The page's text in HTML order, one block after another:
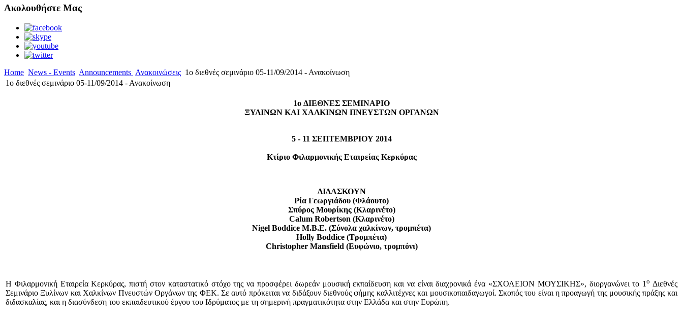
Ακολουθήστε Μας
Home News - Events Announcements Ανακοινώσεις 1o διεθνές σεμινάριο 05-11/09/2014 - Ανακοίνωση
1o διεθνές σεμινάριο 05-11/09/2014 - Ανακοίνωση
1o ΔΙΕΘΝΕΣ ΣΕΜΙΝΑΡΙΟ
ΞΥΛΙΝΩΝ ΚΑΙ ΧΑΛΚΙΝΩΝ ΠΝΕΥΣΤΩΝ ΟΡΓΑΝΩΝ
5 - 11 ΣΕΠΤΕΜΒΡΙΟΥ 2014
Κτίριο Φιλαρμονικής Εταιρείας Κερκύρας
ΔΙΔΑΣΚΟΥΝ
Ρία Γεωργιάδου (Φλάουτο)
Σπύρος Μουρίκης (Κλαρινέτο)
Calum Robertson (Κλαρινέτο)
Nigel Boddice M.B.E. (Σύνολα χαλκίνων, τρομπέτα)
Holly Boddice (Τρομπέτα)
Christopher Mansfield (Ευφώνιο, τρομπόνι)
Η Φιλαρμονική Εταιρεία Κερκύρας, πιστή στον καταστατικό στόχο της να προσφέρει δωρεάν μουσική εκπαίδευση και να είναι διαχρονικά ένα «ΣΧΟΛΕΙΟΝ ΜΟΥΣΙΚΗΣ», διοργανώνει το 1ο Διεθνές
Σεμινάριο Ξυλίνων και Χαλκίνων Πνευστών Οργάνων της ΦΕΚ. Σε αυτό πρόκειται να διδάξουν διεθνούς φήμης καλλιτέχνες και μουσικοπαιδαγωγοί. Σκοπός του είναι η προαγωγή της μουσικής πράξης και
διδασκαλίας, και η διασύνδεση του εκπαιδευτικού έργου του Ιδρύματος με τη σημερινή πραγματικότητα στην Ελλάδα και στην Ευρώπη.